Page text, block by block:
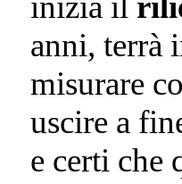
anni, terrà
misurare
uscire a
e certi che